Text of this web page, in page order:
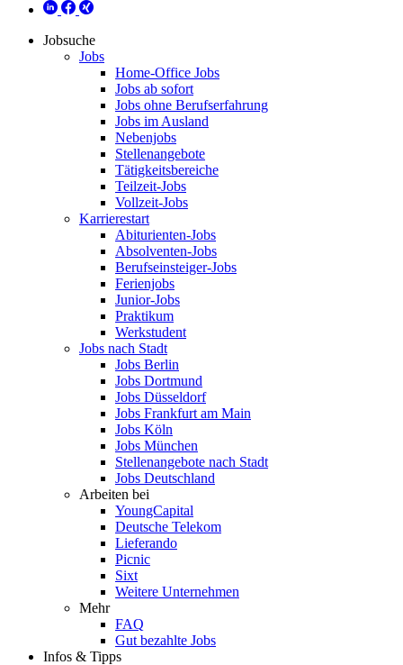
Jobsuche
Jobs
Home-Office Jobs
Jobs ab sofort
Jobs ohne Berufserfahrung
Jobs im Ausland
Nebenjobs
Stellenangebote
Tätigkeitsbereiche
Teilzeit-Jobs
Vollzeit-Jobs
Karrierestart
Abiturienten-Jobs
Absolventen-Jobs
Berufseinsteiger-Jobs
Ferienjobs
Junior-Jobs
Praktikum
Werkstudent
Jobs nach Stadt
Jobs Berlin
Jobs Dortmund
Jobs Düsseldorf
Jobs Frankfurt am Main
Jobs Köln
Jobs München
Stellenangebote nach Stadt
Jobs Deutschland
Arbeiten bei
YoungCapital
Deutsche Telekom
Lieferando
Picnic
Sixt
Weitere Unternehmen
Mehr
FAQ
Gut bezahlte Jobs
Infos & Tipps